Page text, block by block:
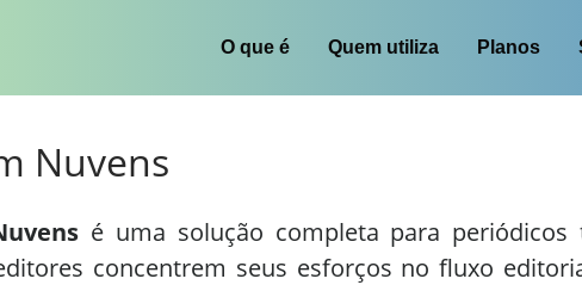
O que é Quem utiliza Planos
Nuvens
é uma solução completa para periódicos
concentrem seus esforços no fluxo